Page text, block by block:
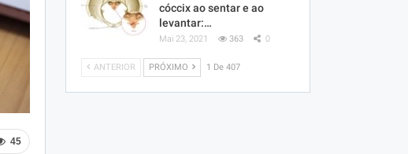
45
cóccix ao sentar e ao
levantar:…
Mai 23, 2021 363 0
ANTERIOR PRÓXIMO 1 De 407